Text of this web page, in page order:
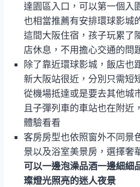
達園區入口，可以第一個入
也相當推薦有安排環球影城
這間大阪住宿，孩子玩累了
店休息，不用擔心交通的問
除了靠近環球影城，飯店也
新大阪站很近，分別只需短
從機場抵達或是要去其他城
且子彈列車的車站也在附近
體驗看看
客房房型也依照窗外不同景
景以及浴室美景房，選擇奢
可以一邊泡澡品酒一邊細細
璨燈光照亮的迷人夜景